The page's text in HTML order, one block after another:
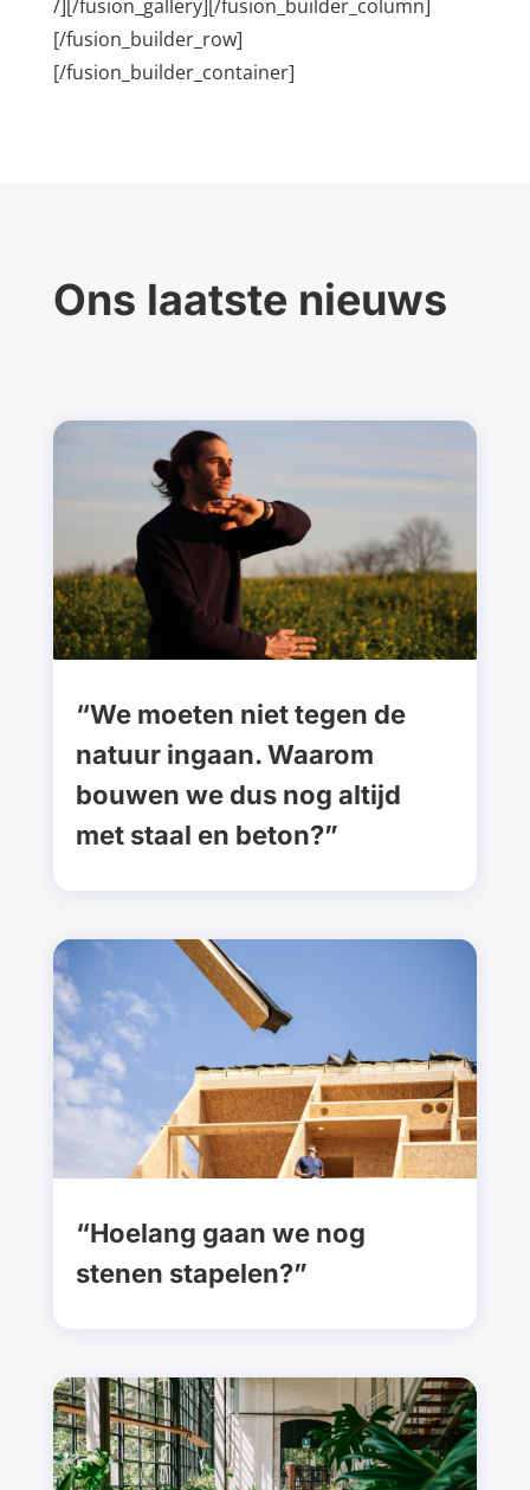
/][/fusion_gallery][/fusion_builder_column]
[/fusion_builder_row]
[/fusion_builder_container]
Ons laatste nieuws
“We moeten niet tegen de
natuur ingaan. Waarom
bouwen we dus nog altijd
met staal en beton?”
“Hoelang gaan we nog
stenen stapelen?”